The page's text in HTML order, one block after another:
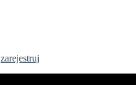
zarejestruj